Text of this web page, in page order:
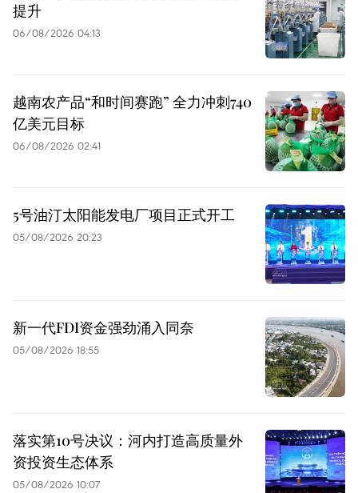
提升
06/08/2026 04:13
越南农产品“和时间赛跑” 全力冲刺740
亿美元目标
06/08/2026 02:41
5号油汀太阳能发电厂项目正式开工
05/08/2026 20:23
新一代FDI资金强劲涌入同奈
05/08/2026 18:55
落实第10号决议：河内打造高质量外
资投资生态体系
05/08/2026 10:07